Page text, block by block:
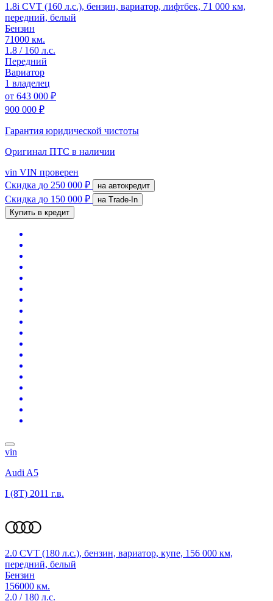
1.8i CVT (160 л.с.), бензин, вариатор, лифтбек, 71 000 км,
передний, белый
Бензин
71000 км.
1.8 / 160 л.с.
Передний
Вариатор
1 владелец
от 643 000 ₽
900 000 ₽
Гарантия юридической чистоты
Оригинал ПТС в наличии
vin VIN проверен
Скидка до 250 000 ₽ на автокредит
Скидка до 150 000 ₽
на Trade-In
Купить в кредит
vin
Audi A5
I (8T) 2011 г.в.
2.0 CVT (180 л.с.), бензин, вариатор, купе, 156 000 км,
передний, белый
Бензин
156000 км.
2.0 / 180 л.с.